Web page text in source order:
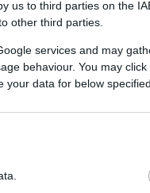
us to third parties on the
other third parties.
services and may
behaviour. You may
your data for below